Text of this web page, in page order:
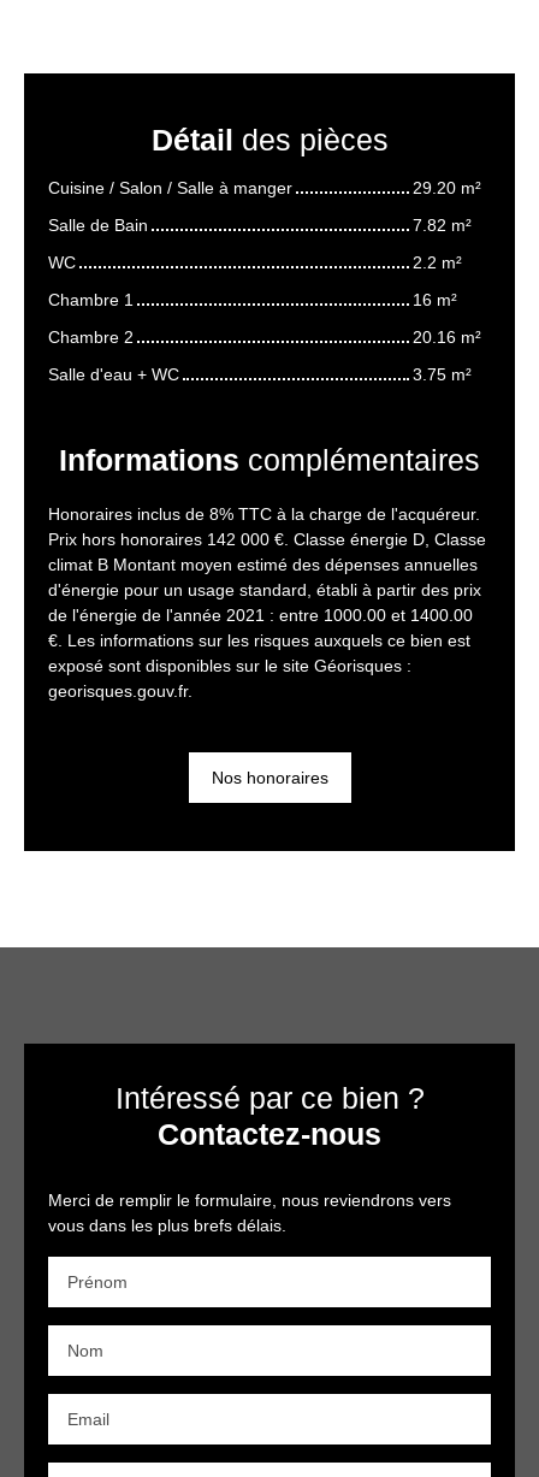
Détail des pièces
Cuisine / Salon / Salle à manger
29.20 m²
Salle de Bain
7.82 m²
WC
2.2 m²
Chambre 1
16 m²
Chambre 2
20.16 m²
Salle d'eau + WC
3.75 m²
Informations complémentaires
Honoraires inclus de 8% TTC à la charge de l'acquéreur.
Prix hors honoraires 142 000 €. Classe énergie D, Classe
climat B Montant moyen estimé des dépenses annuelles
d'énergie pour un usage standard, établi à partir des prix
de l'énergie de l'année 2021 : entre 1000.00 et 1400.00
€. Les informations sur les risques auxquels ce bien est
exposé sont disponibles sur le site Géorisques :
georisques.gouv.fr.
Nos honoraires
Intéressé par ce bien ?
Contactez-nous
Merci de remplir le formulaire, nous reviendrons vers
vous dans les plus brefs délais.
Prénom
Nom
Email